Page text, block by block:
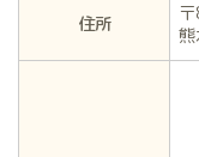
住所